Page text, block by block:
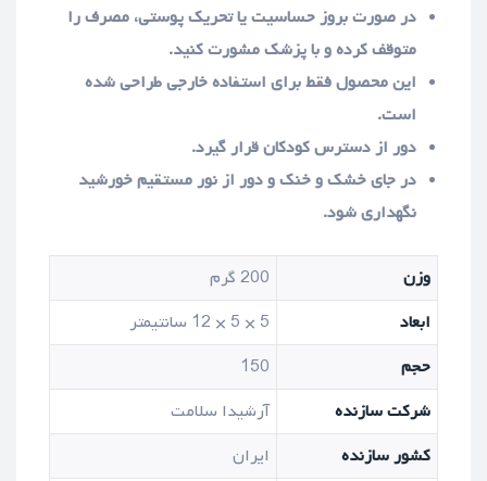
در صورت بروز حساسیت یا تحریک پوستی، مصرف را
متوقف کرده و با پزشک مشورت کنید.
این محصول فقط برای استفاده خارجی طراحی شده
است.
دور از دسترس کودکان قرار گیرد.
در جای خشک و خنک و دور از نور مستقیم خورشید
نگهداری شود.
وزن
200 گرم
ابعاد
5 × 5 × 12 سانتیمتر
حجم
150
شرکت سازنده
آرشیدا سلامت
کشور سازنده
ایران